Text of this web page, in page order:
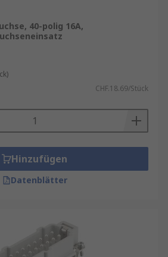
40-polig 16A,
CHF.18.69/Stück
Hinzufügen
Datenblätter